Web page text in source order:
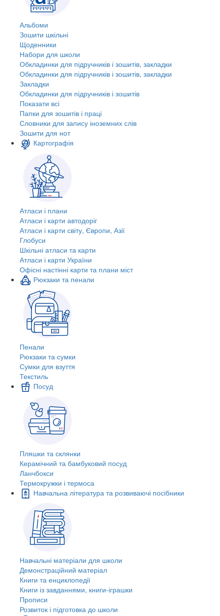
Альбоми
Зошити шкільні
Щоденники
Набори для школи
Обкладинки для підручників і зошитів, закладки
Обкладинки для підручників і зошитів, закладки
Закладки
Обкладинки для підручників і зошитів
Показати всі
Папки для зошитів і праці
Словники для запису іноземних слів
Зошити для нот
Картографія
Атласи і плани
Атласи і карти автодоріг
Атласи і карти світу, Європи, Азії
Глобуси
Шкільні атласи та карти
Атласи і карти України
Офісні настінні карти та плани міст
Рюкзаки та пенали
Пенали
Рюкзаки та сумки
Сумки для взуття
Текстиль
Посуд
Пляшки та склянки
Керамічний та бамбуковий посуд
Ланчбокси
Термокружки і термоса
Навчальна література та розвиваючі посібники
Навчальні матеріали для школи
Демонстраційний матеріал
Книги та енциклопедії
Книги із завданнями, книги-іграшки
Прописи
Розвиток і підготовка до школи